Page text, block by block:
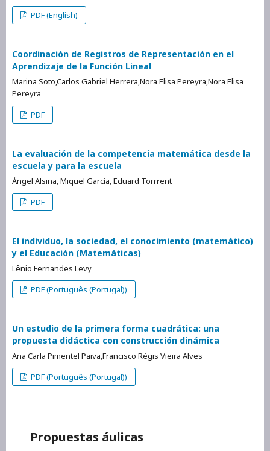
PDF (English)
Coordinación de Registros de Representación en el
Aprendizaje de la Función Lineal
Marina Soto,Carlos Gabriel Herrera,Nora Elisa Pereyra,Nora Elisa
Pereyra
PDF
La evaluación de la competencia matemática desde la
escuela y para la escuela
Ángel Alsina, Miquel García, Eduard Torrrent
PDF
El individuo, la sociedad, el conocimiento (matemático)
y el Educación (Matemáticas)
Lênio Fernandes Levy
PDF (Português (Portugal))
Un estudio de la primera forma cuadrática: una
propuesta didáctica con construcción dinámica
Ana Carla Pimentel Paiva,Francisco Régis Vieira Alves
PDF (Português (Portugal))
Propuestas áulicas